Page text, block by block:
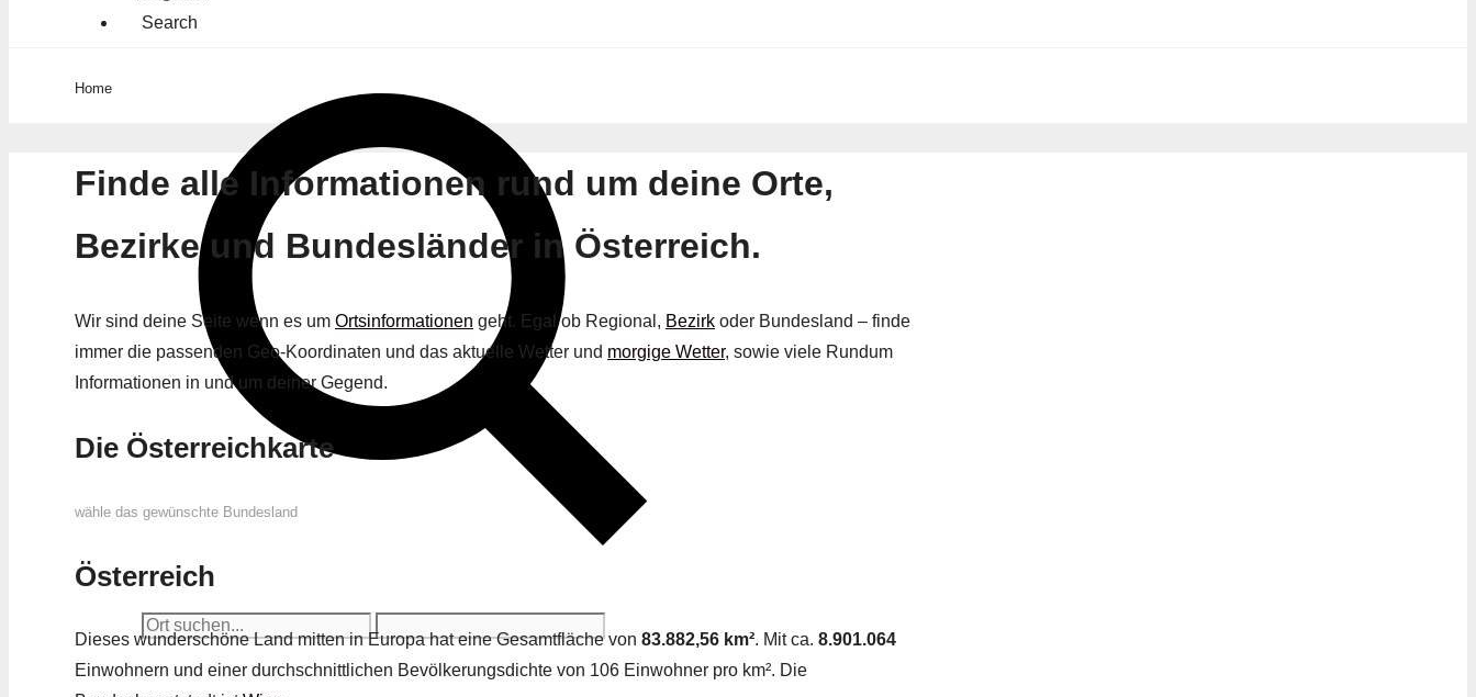
Search
Home
Finde alle Informationen rund um deine Orte,
Bezirke und Bundesländer in Österreich.
Wir sind deine Seite wenn es um Ortsinformationen geht. Egal ob Regional, Bezirk oder Bundesland – finde
immer die passenden Geo-Koordinaten und das aktuelle Wetter und morgige Wetter, sowie viele Rundum
Informationen in und um deiner Gegend.
Die Österreichkarte
wähle das gewünschte Bundesland
Österreich
Dieses wunderschöne Land mitten in Europa hat eine Gesamtfläche von 83.882,56 km². Mit ca. 8.901.064
Einwohnern und einer durchschnittlichen Bevölkerungsdichte von 106 Einwohner pro km². Die